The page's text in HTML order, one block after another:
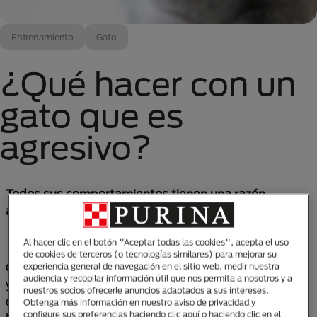
Entrenamiento Gato
¿Qué hacer con un
gato que es
agresivo?
Todos sus comportamientos tienen una razón,
aprende a interpretarlos correctamente.
Como las personas, los gatos tienen su personalidad
y, puesto que no podemos hablar con ellos
directamente, debemos aprender a interpretar su
Al hacer clic en el botón "Aceptar todas las cookies", acepta el uso
de cookies de terceros (o tecnologías similares) para mejorar su
experiencia general de navegación en el sitio web, medir nuestra
audiencia y recopilar información útil que nos permita a nosotros y a
nuestros socios ofrecerle anuncios adaptados a sus intereses.
Obtenga más información en nuestro aviso de privacidad y
configure sus preferencias haciendo clic aquí o haciendo clic en el